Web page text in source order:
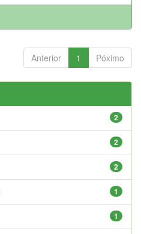
Anterior 1 Póximo
2
2
2
1
1